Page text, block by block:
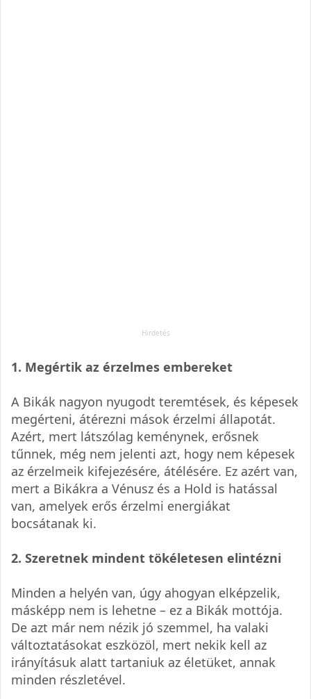
1. Megértik az érzelmes embereket
A Bikák nagyon nyugodt teremtések, és képesek
megérteni, átérezni mások érzelmi állapotát.
Azért, mert látszólag keménynek, erősnek
tűnnek, még nem jelenti azt, hogy nem képesek
az érzelmeik kifejezésére, átélésére. Ez azért van,
mert a Bikákra a Vénusz és a Hold is hatással
van, amelyek erős érzelmi energiákat
bocsátanak ki.
2. Szeretnek mindent tökéletesen elintézni
Minden a helyén van, úgy ahogyan elképzelik,
másképp nem is lehetne – ez a Bikák mottója.
De azt már nem nézik jó szemmel, ha valaki
változtatásokat eszközöl, mert nekik kell az
irányításuk alatt tartaniuk az életüket, annak
minden részletével.